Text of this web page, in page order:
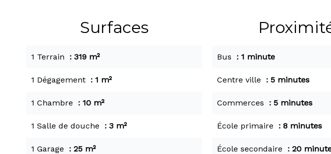
Surfaces
1 Terrain 319 m²
1 Dégagement 1 m²
1 Chambre 10 m²
1 Salle de douche 3 m²
1 Garage 25 m²
Bus 1 minute
Centre ville 5 minutes
Commerces 5 minutes
École primaire 8 minutes
École secondaire 20